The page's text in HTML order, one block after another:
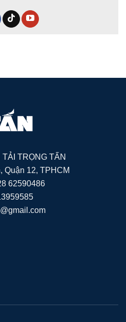
TRỌNG TẤN
Quận 12, TPHCM
62590486